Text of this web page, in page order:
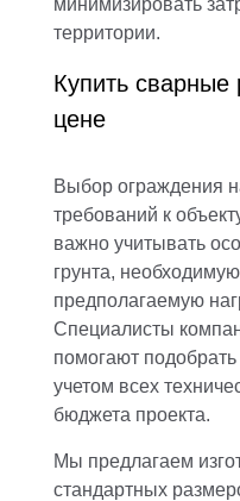
минимизировать
территории.
Купить сварные
цене
Выбор ограждения
требований к
важно учитывать
грунта,
предполагаемую
Специалисты
помогают
учетом всех
бюджета проекта.
Мы предлагаем
стандартных